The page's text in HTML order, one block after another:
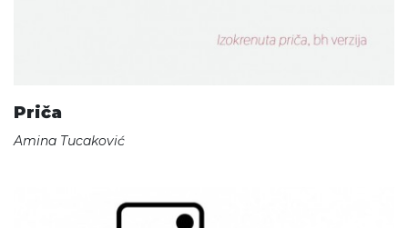
Priča
Amina Tucaković